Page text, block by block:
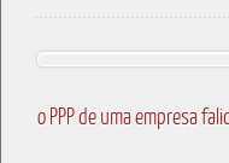
o PPP de uma empresa